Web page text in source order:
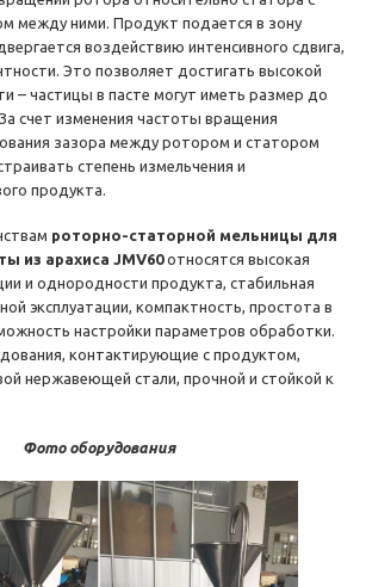
между ними. Продукт подается в зону
воздействию интенсивного сдвига,
Это позволяет достигать высокой
– частицы в пасте могут иметь размер до
счет изменения частоты вращения
зазора между ротором и статором
степень измельчения и
продукта.
роторно-статорной мельницы для
из арахиса JMV60относятся высокая
и однородности продукта, стабильная
эксплуатации, компактность, простота в
настройки параметров обработки.
контактирующие с продуктом,
нержавеющей стали, прочной и стойкой к
Фото оборудования